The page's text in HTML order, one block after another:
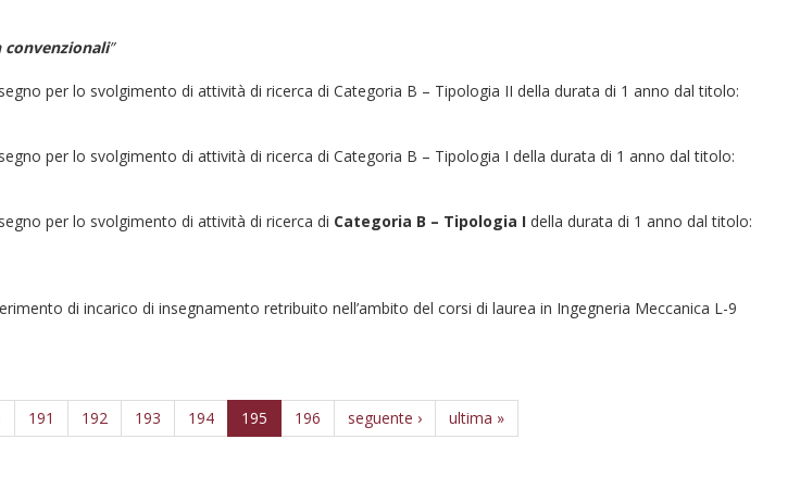
”
per lo svolgimento di attività di ricerca di Categoria B – Tipologia II della durata di 1 anno dal titolo:
per lo svolgimento di attività di ricerca di Categoria B – Tipologia I della durata di 1 anno dal titolo:
per lo svolgimento di attività di ricerca di Categoria B – Tipologia I della durata di 1 anno dal titolo:
di incarico di insegnamento retribuito nell’ambito del corsi di laurea in Ingegneria Meccanica L-9
191 192 193 194 195 196 seguente › ultima »